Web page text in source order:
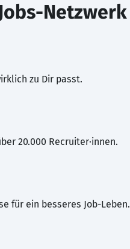
Netzwerk
zu Dir passt.
20.000 Recruiter·innen.
für ein besseres Job-Leben.